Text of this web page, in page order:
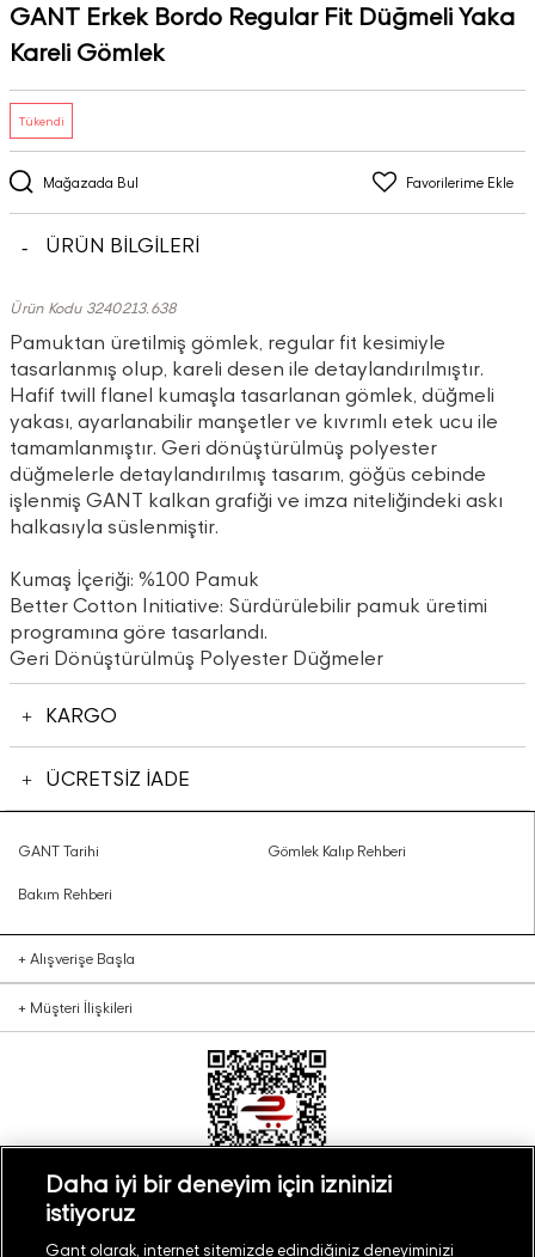
GANT Erkek Bordo Regular Fit Düğmeli Yaka
Kareli Gömlek
Mağazada Bul Favorilerime Ekle
Tükendi
ÜRÜN BİLGİLERİ
Ürün Kodu 3240213.638
Pamuktan üretilmiş gömlek, regular fit kesimiyle
tasarlanmış olup, kareli desen ile detaylandırılmıştır.
Hafif twill flanel kumaşla tasarlanan gömlek, düğmeli
yakası, ayarlanabilir manşetler ve kıvrımlı etek ucu ile
tamamlanmıştır. Geri dönüştürülmüş polyester
düğmelerle detaylandırılmış tasarım, göğüs cebinde
işlenmiş GANT kalkan grafiği ve imza niteliğindeki askı
halkasıyla süslenmiştir.
Kumaş İçeriği: %100 Pamuk
Better Cotton Initiative: Sürdürülebilir pamuk üretimi
programına göre tasarlandı.
Geri Dönüştürülmüş Polyester Düğmeler
KARGO
ÜCRETSİZ İADE
GANT Tarihi Gömlek Kalıp Rehberi
Bakım Rehberi
+ Alışverişe Başla
+ Müşteri İlişkileri
Türkiye Mağaza Bul
Daha iyi bir deneyim için izninizi
istiyoruz
Gant olarak, internet sitemizde edindiğiniz deneyiminizi